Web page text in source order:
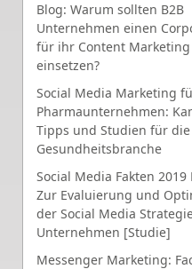
Blog: Warum sollten B2B
Unternehmen einen
für ihr Content Marketing
einsetzen?
Social Media Marketing
Pharmaunternehmen:
Tipps und Studien für die
Gesundheitsbranche
Social Media Fakten 2019
Zur Evaluierung und
der Social Media
Unternehmen [Studie]
Messenger Marketing: